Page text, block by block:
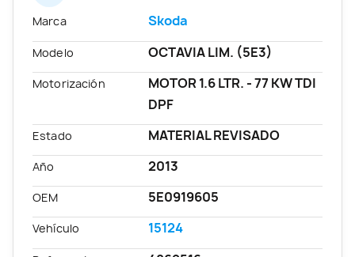
Marca Skoda
Modelo OCTAVIA LIM. (5E3)
Motorización
MOTOR 1.6 LTR. - 77 KW TDI
DPF
Estado MATERIAL REVISADO
Año 2013
OEM 5E0919605
Vehículo 15124